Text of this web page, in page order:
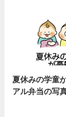
夏休みの学童
アル弁当の写